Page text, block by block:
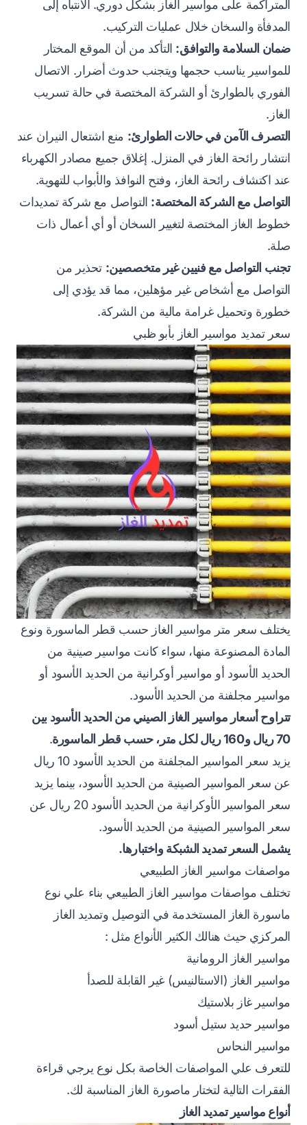
المتراكمة على مواسير الغاز بشكل دوري. الانتباه إلى
المدفأة والسخان خلال عمليات التركيب.
ضمان السلامة والتوافق: التأكد من أن الموقع المختار
للمواسير يناسب حجمها ويتجنب حدوث أضرار. الاتصال
الفوري بالطوارئ أو الشركة المختصة في حالة تسريب
الغاز.
التصرف الآمن في حالات الطوارئ: منع اشتعال النيران عند
انتشار رائحة الغاز في المنزل. إغلاق جميع مصادر الكهرباء
عند اكتشاف رائحة الغاز، وفتح النوافذ والأبواب للتهوية.
التواصل مع الشركة المختصة: التواصل مع شركة تمديدات
خطوط الغاز المختصة لتغيير السخان أو أي أعمال ذات
صلة.
تجنب التواصل مع فنيين غير متخصصين: تحذير من
التواصل مع أشخاص غير مؤهلين، مما قد يؤدي إلى
خطورة وتحميل غرامة مالية من الشركة.
سعر تمديد مواسير الغاز بأبو ظبي
يختلف سعر متر مواسير الغاز حسب قطر الماسورة ونوع
المادة المصنوعة منها، سواء كانت مواسير صينية من
الحديد الأسود أو مواسير أوكرانية من الحديد الأسود أو
مواسير مجلفنة من الحديد الأسود.
تتراوح أسعار مواسير الغاز الصيني من الحديد الأسود بين
70 ريال و160 ريال لكل متر، حسب قطر الماسورة
.
يزيد سعر المواسير المجلفنة من الحديد الأسود 10 ريال
عن سعر المواسير الصينية من الحديد الأسود، بينما يزيد
سعر المواسير الأوكرانية من الحديد الأسود 20 ريال عن
سعر المواسير الصينية من الحديد الأسود.
يشمل السعر تمديد الشبكة واختبارها.
مواصفات مواسير الغاز الطبيعي
تختلف مواصفات مواسير الغاز الطبيعي بناء علي نوع
ماسورة الغاز المستخدمة في التوصيل وتمديد الغاز
المركزي حيث هنالك الكثير الأنواع مثل :
مواسير الغاز الرومانية
مواسير الغاز (الاستالنيس) غير القابلة للصدأ
مواسير غاز بلاستيك
مواسير حديد ستيل أسود
مواسير النحاس
للتعرف علي المواصفات الخاصة بكل نوع يرجي قراءة
الفقرات التالية لتختار ماصورة الغاز المناسبة لك.
أنواع مواسير تمديد الغاز